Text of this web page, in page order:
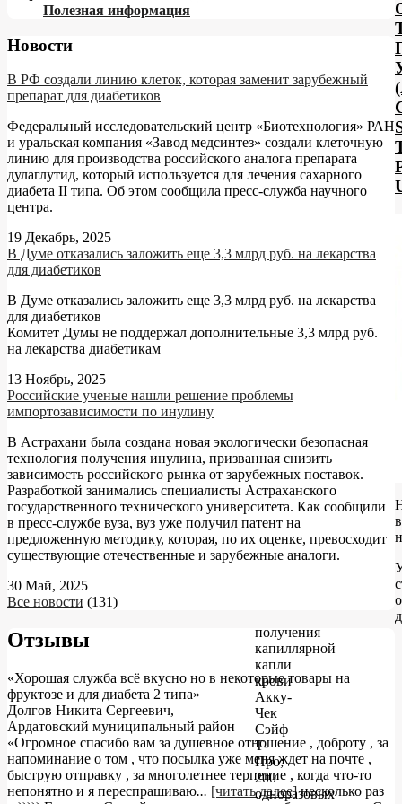
Полезная информация
Новости
В РФ создали линию клеток, которая заменит зарубежный
препарат для диабетиков
Федеральный исследовательский центр «Биотехнология» РАН
и уральская компания «Завод медсинтез» создали клеточную
линию для производства российского аналога препарата
дулаглутид, который используется для лечения сахарного
диабета II типа. Об этом сообщила пресс-служба научного
центра.
19 Декабрь, 2025
В Думе отказались заложить еще 3,3 млрд руб. на лекарства
для диабетиков
В Думе отказались заложить еще 3,3 млрд руб. на лекарства
для диабетиков
Комитет Думы не поддержал дополнительные 3,3 млрд руб.
на лекарства диабетикам
13 Ноябрь, 2025
Российские ученые нашли решение проблемы
импортозависимости по инулину
В Астрахани была создана новая экологически безопасная
технология получения инулина, призванная снизить
зависимость российского рынка от зарубежных поставок.
Разработкой занимались специалисты Астраханского
государственного технического университета. Как сообщили
в пресс-службе вуза, вуз уже получил патент на
предложенную методику, которая, по их оценке, превосходит
существующие отечественные и зарубежные аналоги.
30 Май, 2025
Все новости (131)
Отзывы
«Хорошая служба всё вкусно но в некоторые товары на
фруктозе и для диабета 2 типа»
Долгов Никита Сергеевич,
Ардатовский муниципальный район
«Огромное спасибо вам за душевное отношение , доброту , за
напоминание о том , что посылка уже меня ждет на почте ,
быструю отправку , за многолетнее терпение , когда что-то
непонятно и я переспрашиваю... [читать далее]несколько раз
в
получения
капиллярной
капли
крови
Акку-
Чек
Сэйф
Т-
Про;
200
одноразовых